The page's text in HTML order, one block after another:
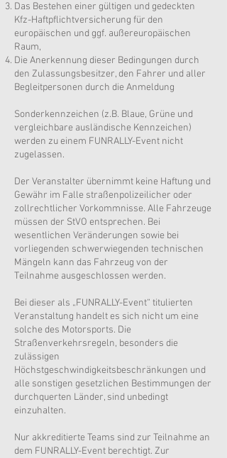
Das Bestehen einer gültigen und gedeckten
Kfz-Haftpflichtversicherung für den
europäischen und ggf. außereuropäischen
Raum,
Die Anerkennung dieser Bedingungen durch
den Zulassungsbesitzer, den Fahrer und aller
Begleitpersonen durch die Anmeldung
Sonderkennzeichen (z.B. Blaue, Grüne und
vergleichbare ausländische Kennzeichen)
werden zu einem FUNRALLY-Event nicht
zugelassen.
Der Veranstalter übernimmt keine Haftung und
Gewähr im Falle straßenpolizeilicher oder
zollrechtlicher Vorkommnisse. Alle Fahrzeuge
müssen der StVO entsprechen. Bei
wesentlichen Veränderungen sowie bei
vorliegenden schwerwiegenden technischen
Mängeln kann das Fahrzeug von der
Teilnahme ausgeschlossen werden.
Bei dieser als „FUNRALLY-Event“ titulierten
Veranstaltung handelt es sich nicht um eine
solche des Motorsports. Die
Straßenverkehrsregeln, besonders die
zulässigen
Höchstgeschwindigkeitsbeschränkungen und
alle sonstigen gesetzlichen Bestimmungen der
durchquerten Länder, sind unbedingt
einzuhalten.
Nur akkreditierte Teams sind zur Teilnahme an
dem FUNRALLY-Event berechtigt. Zur